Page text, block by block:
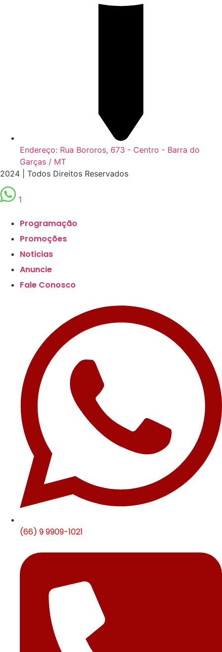
Endereço: Rua Bororos, 673 - Centro - Barra do
Garças / MT
2024 | Todos Direitos Reservados
1
Programação
Promoções
Noticias
Anuncie
Fale Conosco
(66) 9 9909-1021